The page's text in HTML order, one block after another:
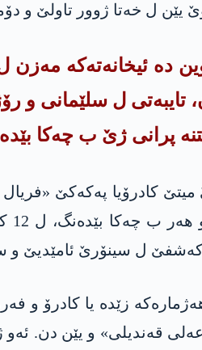
یێن ل خه‌تا ژوور تاولێ
ده‌ ئیخانه‌ته‌كه‌
كه‌شفێ ل سینۆرێ ئامێدیێ
زێده‌ یا كادرۆ